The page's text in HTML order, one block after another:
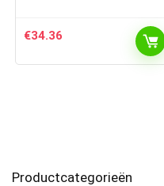
€34.36
Productcategorieën